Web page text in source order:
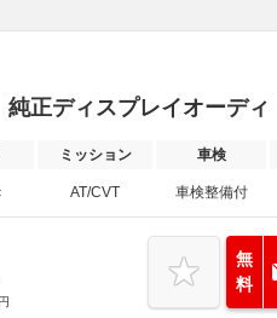
正ディスプレイオーディ
ミッション 車検
AT/CVT 車検整備付
無
料